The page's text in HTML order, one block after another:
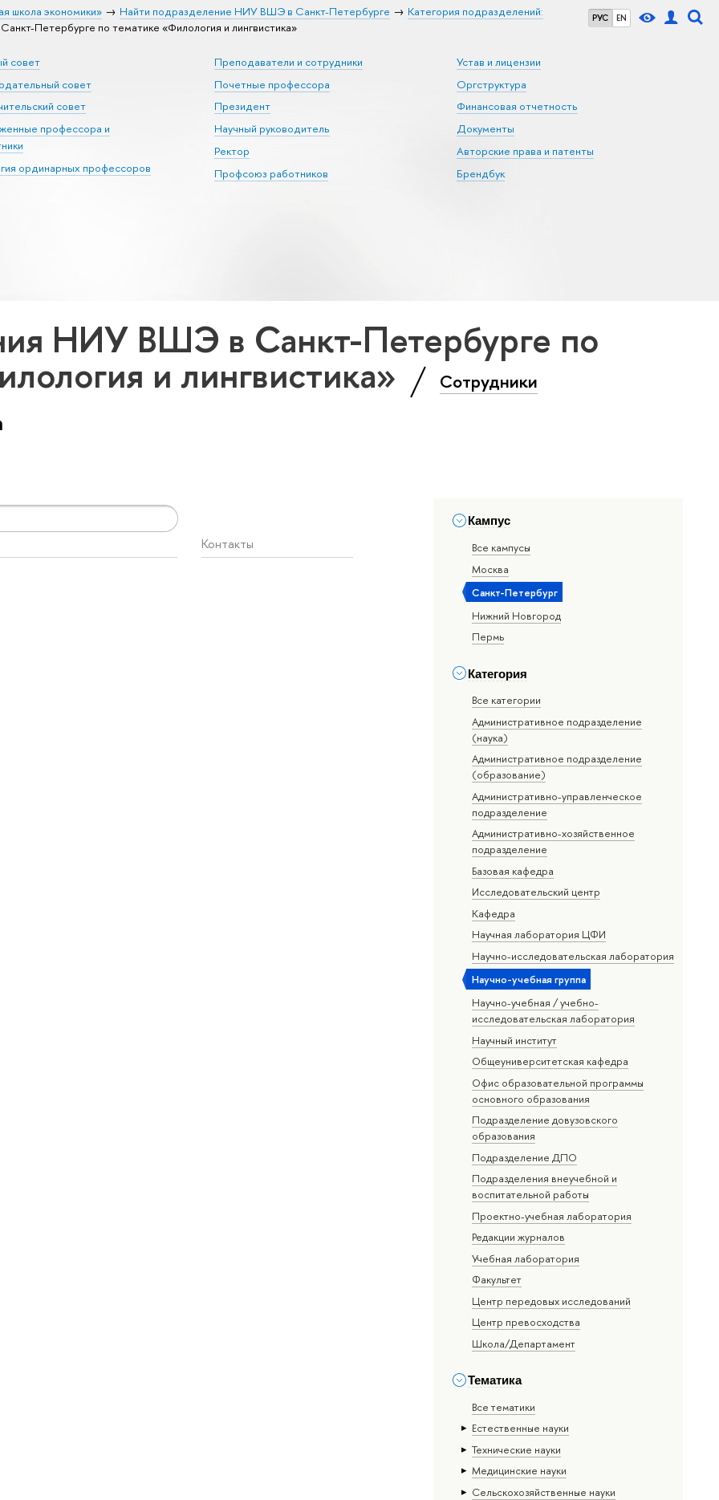
РУС EN
школа экономики» Найти подразделение НИУ ВШЭ в Санкт-Петербурге
Категория подразделений:
Петербурге по тематике «Филология и лингвистика»
совет
совет
совет
профессора и
ординарных профессоров
Преподаватели и сотрудники
Почетные профессора
Президент
Научный руководитель
Ректор
Профсоюз работников
Устав и лицензии
Оргструктура
Финансовая отчетность
Документы
Авторские права и патенты
Брендбук
НИУ ВШЭ в Санкт-Петербурге по
и лингвистика» Сотрудники
Кампус
Все кампусы
Москва
Санкт-Петербург
Нижний Новгород
Пермь
Категория
Все категории
Административное подразделение
(наука)
Административное подразделение
(образование)
Административно-управленческое
подразделение
Административно-хозяйственное
подразделение
Базовая кафедра
Исследовательский центр
Кафедра
Научная лаборатория ЦФИ
Научно-исследовательская лаборатория
Научно-учебная группа
Научно-учебная / учебно-
исследовательская лаборатория
Научный институт
Общеуниверситетская кафедра
Офис образовательной программы
основного образования
Подразделение довузовского
образования
Подразделение ДПО
Подразделения внеучебной и
воспитательной работы
Проектно-учебная лаборатория
Редакции журналов
Учебная лаборатория
Факультет
Центр передовых исследований
Центр превосходства
Школа/Департамент
Тематика
Все тематики
Естественные науки
Тех­ничес­кие науки
Медицинские науки
Сельскохозяйственные науки
Контакты